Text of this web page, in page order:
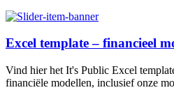
Excel template – financieel
Vind hier het It's Public Excel
financiële modellen, inclusief onze